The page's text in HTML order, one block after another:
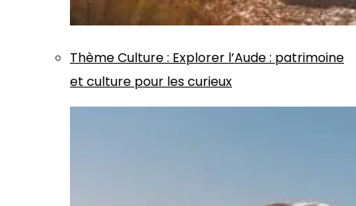
ThèmeCulture: Explorer l’Aude : patrimoine
et culture pour les curieux